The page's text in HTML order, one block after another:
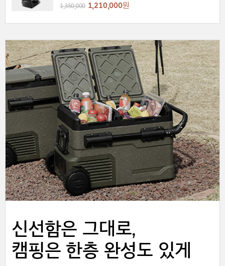
1,350,000 1,210,000원
신선함은 그대로,
캠핑은 한층 완성도 있게